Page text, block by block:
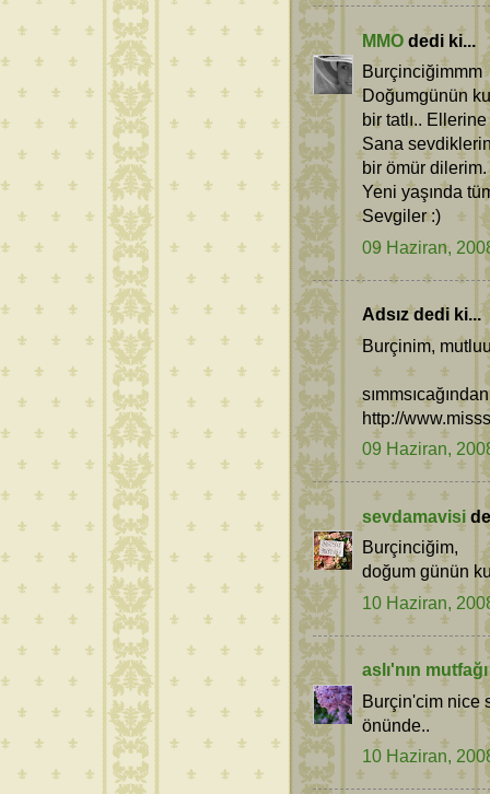
MMO dedi ki...
Burçinciğimmm
Doğumgünün
bir tatlı.. Ellerine
Sana
bir ömür dilerim.
Yeni yaşında
Sevgiler :)
09 Haziran,
Adsız dedi ki...
Burçinim,
http://
09 Haziran,
sevdamavisi
Burçinciğim,
doğum günün
10 Haziran,
aslı'nın mutfağı
Burçin'cim nice
önünde..
10 Haziran,